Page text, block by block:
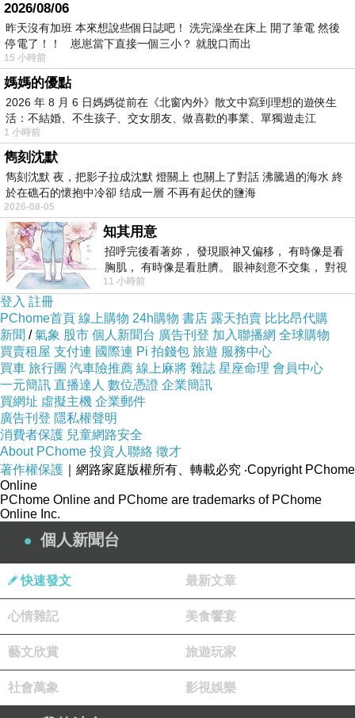
結。
調整結構，重啟身體的平衡
當僅僅靠放鬆還無法解決深層的痠痛或長期的不
適時，就需要更進一步的調整。現代人長時間維
持同一姿勢，無論是辦公室族群長時間使用電
腦，或是低頭滑手機的習慣，都可能導致身體結
構的失衡與不對稱。
這時候，尋找整骨推薦台中的專業治療，不失為
一個明智的選擇。整骨不只是「喀喀聲」的驚嚇
體驗，它是一種對骨骼與肌肉結構細膩的修復與
調整，透過專業判斷與手法，幫助我們重拾身體
應有的對齊與流動。
當脊椎回到正確的位置，神經系統與血液循環也
能夠順暢進行。你會發現，那些長久以來的疲
憊、情緒低落，竟然能在調整後一點一滴地釋
放。
深層整復，讓痛感成為過去式
比起按摩的表層放鬆，與整骨的結構調整，有時
候我們需要的是一種介於兩者之間，更加深入肌
肉與筋膜的照顧。這就是「整復」的價值所在。
整復推薦台中
做出針對性的調整。無論是因運動受傷、舊有職
業病痛，或是日常姿勢不良所導致的慢性痠痛，
給予身體真正需要的照護。
在整復的過程中，或許會有些許疼痛感，那不是
能讓植物健康生長，身體有時候也需要被「修
整」一番，才能再度運作自如。
心靈的空氣：放鬆不只是身體的事
2026/08/06
昨天沒有加班 本來想說些個日誌吧！ 洗完澡坐在床上 開了筆電 然後
停電了！！ 崽崽當下直接一個三小？ 就脫口而出
15 小時前
媽媽的優點
2026 年 8 月 6 日媽媽從前在《北窗內外》散文中寫到理想的遊俠生
活：不結婚、不生孩子、交女朋友、做喜歡的事業、單獨遊走江
湖⋯⋯，
1 小時前
雋刻沈默
雋刻沈默 夜，把影子拉成沈默 燈關上 也關上了對話 沸騰過的海水 終
於在礁石的懷抱中冷卻 结成一層 不再有起伏的鹽海
2026-08-05
知其用意
招呼完後看著妳， 發現眼神又偏移， 有時像是看
胸肌， 有時像是看肚臍。 眼神刻意不交集， 對視
視線不對齊， 讓我很難不
11 小時前
登入 註冊
PChome首頁 線上購物 24h購物 書店 露天拍賣 比比昂代購
新聞 /氣象 股市 個人新聞台 廣告刊登 加入聯播網 全球購物
買賣租屋 支付連 國際連 Pi 拍錢包 旅遊 服務中心
買車 旅行團 汽車險推薦 線上麻將 雜誌 星座命理 會員中心
一元簡訊 直播達人 數位憑證 企業簡訊
買網址 虛擬主機 企業郵件
廣告刊登 隱私權聲明
消費者保護 兒童網路安全
About PChome 投資人聯絡 徵才
著作權保護 ｜網路家庭版權所有、轉載必究 ‧Copyright PChome
Online
PChome Online and PChome are trademarks of PChome
Online Inc.
個人新聞台
快速發文 最新文章
心情雜記 美食饗宴
藝文欣賞 旅遊玩家
社會萬象 影視娛樂